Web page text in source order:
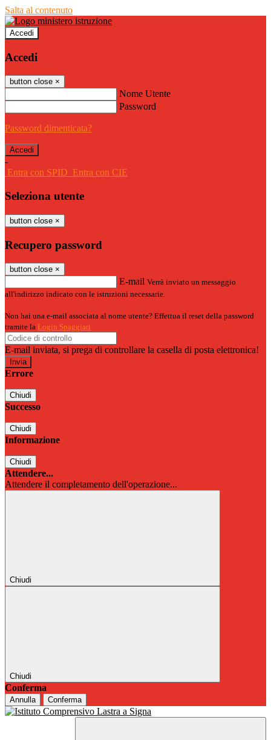
Salta al contenuto
Accedi
Accedi
button close ×
Nome Utente
Password
Password dimenticata?
-
Entra con SPID Entra con CIE
Seleziona utente
button close ×
Recupero password
button close ×
E-mail Verrà inviato un messaggio
all'indirizzo indicato con le istruzioni necessarie.
Non hai una e-mail associata al nome utente? Effettua il reset della password
tramite la Login Spaggiari
E-mail inviata, si prega di controllare la casella di posta elettronica!
Errore
Chiudi
Successo
Chiudi
Informazione
Chiudi
Attendere...
Attendere il completamento dell'operazione...
Chiudi
Chiudi
Conferma
Annulla Conferma